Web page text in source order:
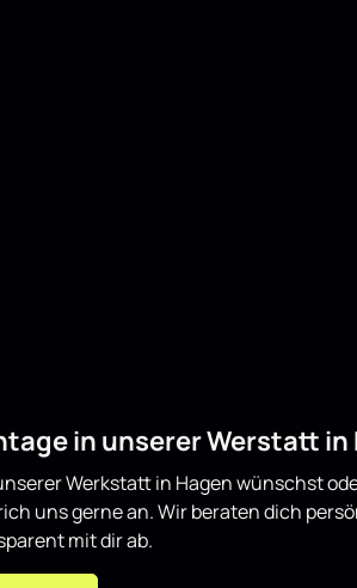
in unserer Werstatt in
Werkstatt in Hagen wünschst
uns gerne an. Wir beraten dich
mit dir ab.